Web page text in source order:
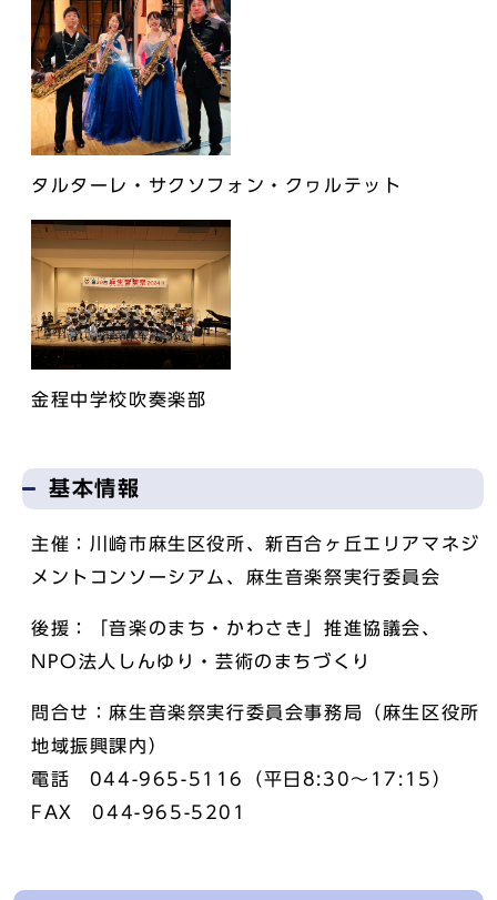
タルターレ・サクソフォン・クヮルテット
金程中学校吹奏楽部
基本情報
主催：川崎市麻生区役所、新百合ヶ丘エリアマネジ
メントコンソーシアム、麻生音楽祭実行委員会
後援：「音楽のまち・かわさき」推進協議会、
NPO法人しんゆり・芸術のまちづくり
問合せ：麻生音楽祭実行委員会事務局（麻生区役所
地域振興課内）
電話 044-965-5116（平日8:30～17:15）
FAX 044-965-5201